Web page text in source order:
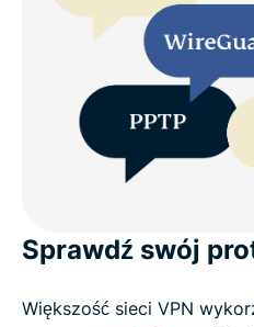
Sprawdź swój
Większość sieci VPN